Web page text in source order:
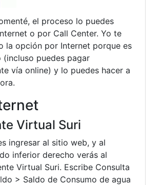
el proceso lo puedes
o por Call Center. Yo te
la opción por Internet porque es
(incluso puedes pagar
vía online) y lo puedes hacer a
Virtual Suri
ingresar al sitio web, y al
inferior derecho verás al
Virtual Suri. Escribe Consulta
> Saldo de Consumo de agua